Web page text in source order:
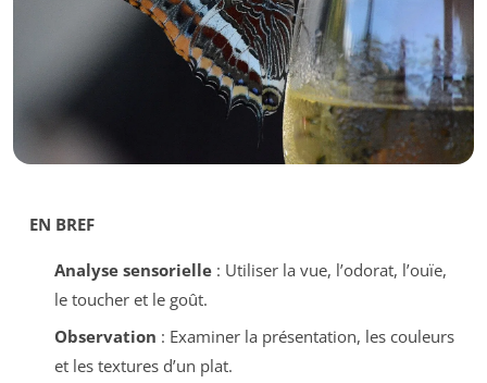
EN BREF
Analyse sensorielle: Utiliser la vue, l’odorat, l’ouïe,
le toucher et le goût.
Observation : Examiner la présentation, les couleurs
et les textures d’un plat.